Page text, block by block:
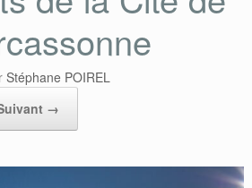
Stéphane POIREL
→